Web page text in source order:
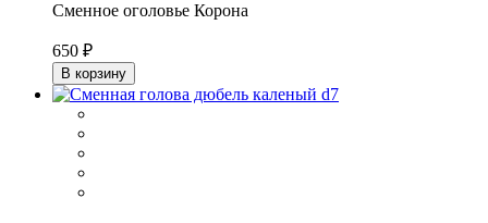
Сменное оголовье Корона
650 ₽
В корзину